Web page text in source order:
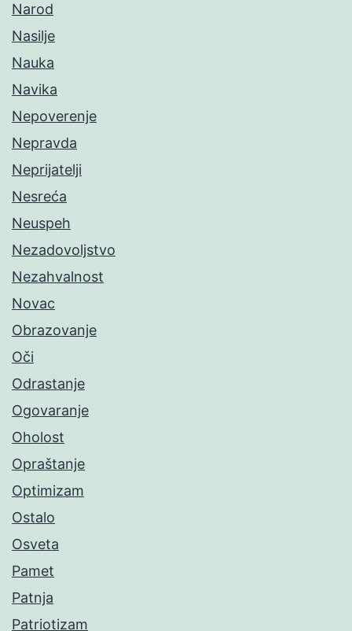
Narod
Nasilje
Nauka
Navika
Nepoverenje
Nepravda
Neprijatelji
Nesreća
Neuspeh
Nezadovoljstvo
Nezahvalnost
Novac
Obrazovanje
Oči
Odrastanje
Ogovaranje
Oholost
Opraštanje
Optimizam
Ostalo
Osveta
Pamet
Patnja
Patriotizam